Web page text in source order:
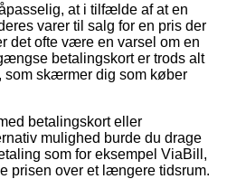
at i tilfælde af at en
varer til salg for en pris der
det ofte være en varsel om en
betalingskort er trods alt
skærmer dig som køber
betalingskort eller
mulighed burde du drage
som for eksempel ViaBill,
prisen over et længere tidsrum.